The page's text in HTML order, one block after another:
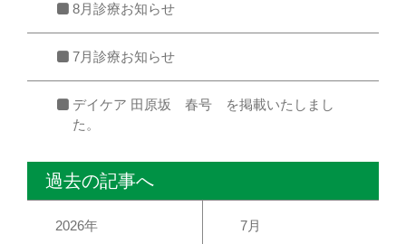
8月診療お知らせ
7月診療お知らせ
デイケア 田原坂 春号 を掲載いたしまし
た。
過去の記事へ
2026年 7月